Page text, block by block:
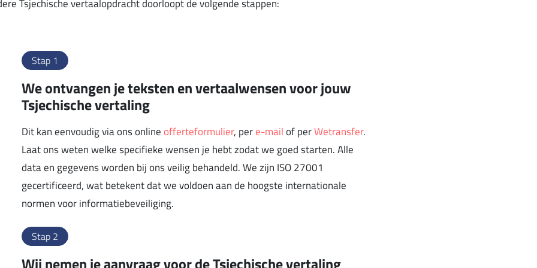
Tsjechische vertaalopdracht doorloopt de volgende stappen:
Stap 1
We ontvangen je teksten en vertaalwensen voor jouw
Tsjechische vertaling
Dit kan eenvoudig via ons onlineofferteformulier, pere-mailof perWetransfer.
Laat ons weten welke specifieke wensen je hebt zodat we goed starten. Alle
data en gegevens worden bij ons veilig behandeld. We zijn ISO 27001
gecertificeerd, wat betekent dat we voldoen aan de hoogste internationale
normen voor informatiebeveiliging.
Stap 2